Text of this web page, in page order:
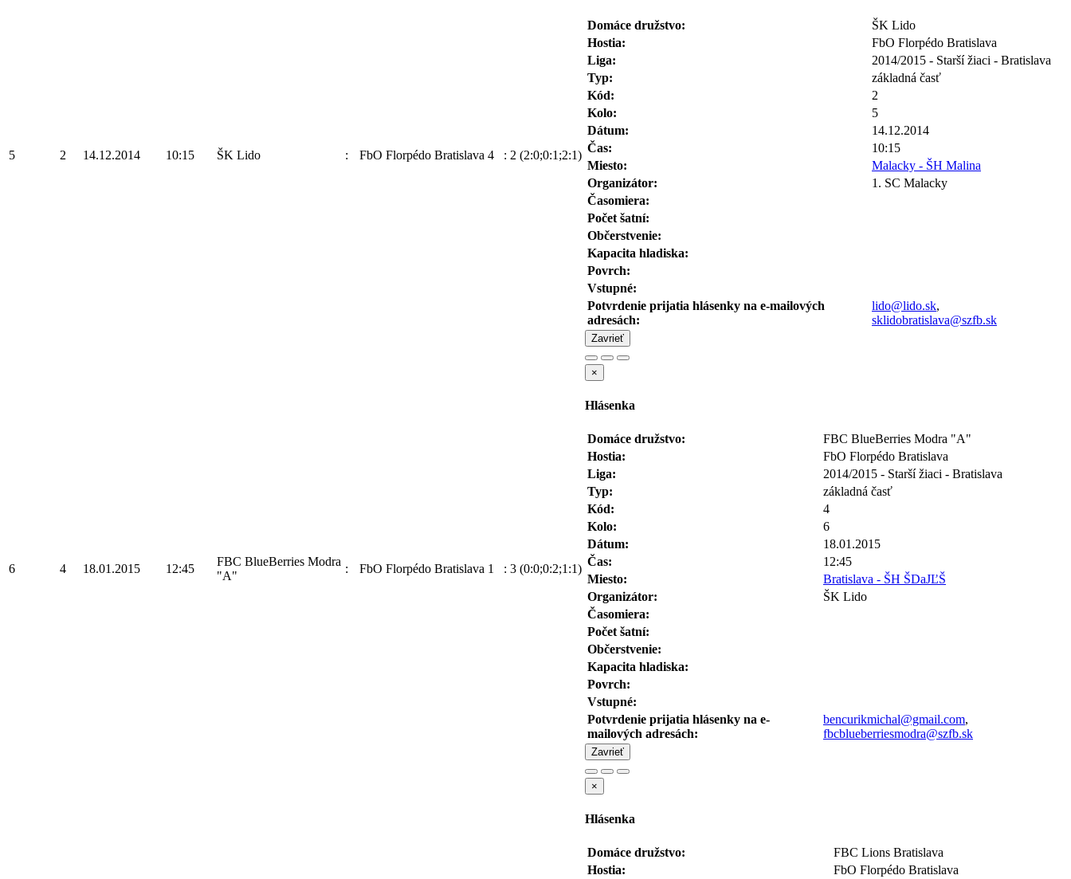
5 2 14.12.2014 10:15 ŠK Lido : FbO Florpédo Bratislava 4 : 2 (2:0;0:1;2:1)
Domáce družstvo:
ŠK Lido
Hostia:
FbO Florpédo Bratislava
Liga:
2014/2015 - Starší žiaci - Bratislava
Typ:
základná časť
Kód:
2
Kolo:
5
Dátum:
14.12.2014
Čas:
10:15
Miesto:
Malacky - ŠH Malina
Organizátor:
1. SC Malacky
Časomiera:
Počet šatní:
Občerstvenie:
Kapacita hladiska:
Povrch:
Vstupné:
Potvrdenie prijatia hlásenky na e-mailových
adresách:
lido@lido.sk,
sklidobratislava@szfb.sk
Zavrieť
6 4 18.01.2015 12:45
FBC BlueBerries Modra
"A"
: FbO Florpédo Bratislava 1 : 3 (0:0;0:2;1:1)
×
Hlásenka
Domáce družstvo:
FBC BlueBerries Modra "A"
Hostia:
FbO Florpédo Bratislava
Liga:
2014/2015 - Starší žiaci - Bratislava
Typ:
základná časť
Kód:
4
Kolo:
6
Dátum:
18.01.2015
Čas:
12:45
Miesto:
Bratislava - ŠH ŠDaJĽŠ
Organizátor:
ŠK Lido
Časomiera:
Počet šatní:
Občerstvenie:
Kapacita hladiska:
Povrch:
Vstupné:
Potvrdenie prijatia hlásenky na e-
mailových adresách:
bencurikmichal@gmail.com,
fbcblueberriesmodra@szfb.sk
Zavrieť
×
Hlásenka
Domáce družstvo:
FBC Lions Bratislava
Hostia:
FbO Florpédo Bratislava